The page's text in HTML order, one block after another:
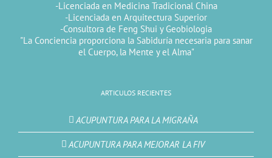
-Licenciada en Medicina Tradicional China
-Licenciada en Arquitectura Superior
-Consultora de Feng Shui y Geobiologia
"La Conciencia proporciona la Sabiduría necesaria para sanar
el Cuerpo, la Mente y el Alma"
ARTICULOS RECIENTES
ACUPUNTURA PARA LA MIGRAÑA
ACUPUNTURA PARA MEJORAR LA FIV